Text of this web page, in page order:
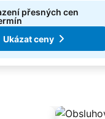
přesných cen
Ukázat ceny